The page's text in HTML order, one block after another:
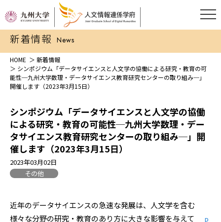
新着情報 News
HOME
新着情報
シンポジウム「データサイエンスと人文学の協働による研究・教育の可
能性─九州大学数理・データサイエンス教育研究センターの取り組み─」
開催します（2023年3月15日）
シンポジウム「データサイエンスと人文学の協働
による研究・教育の可能性─九州大学数理・デー
タサイエンス教育研究センターの取り組み─」開
催します（2023年3月15日）
2023年03月02日
その他
近年のデータサイエンスの急速な発展は、人文学を含む
様々な分野の研究・教育のあり方に大きな影響を与えて